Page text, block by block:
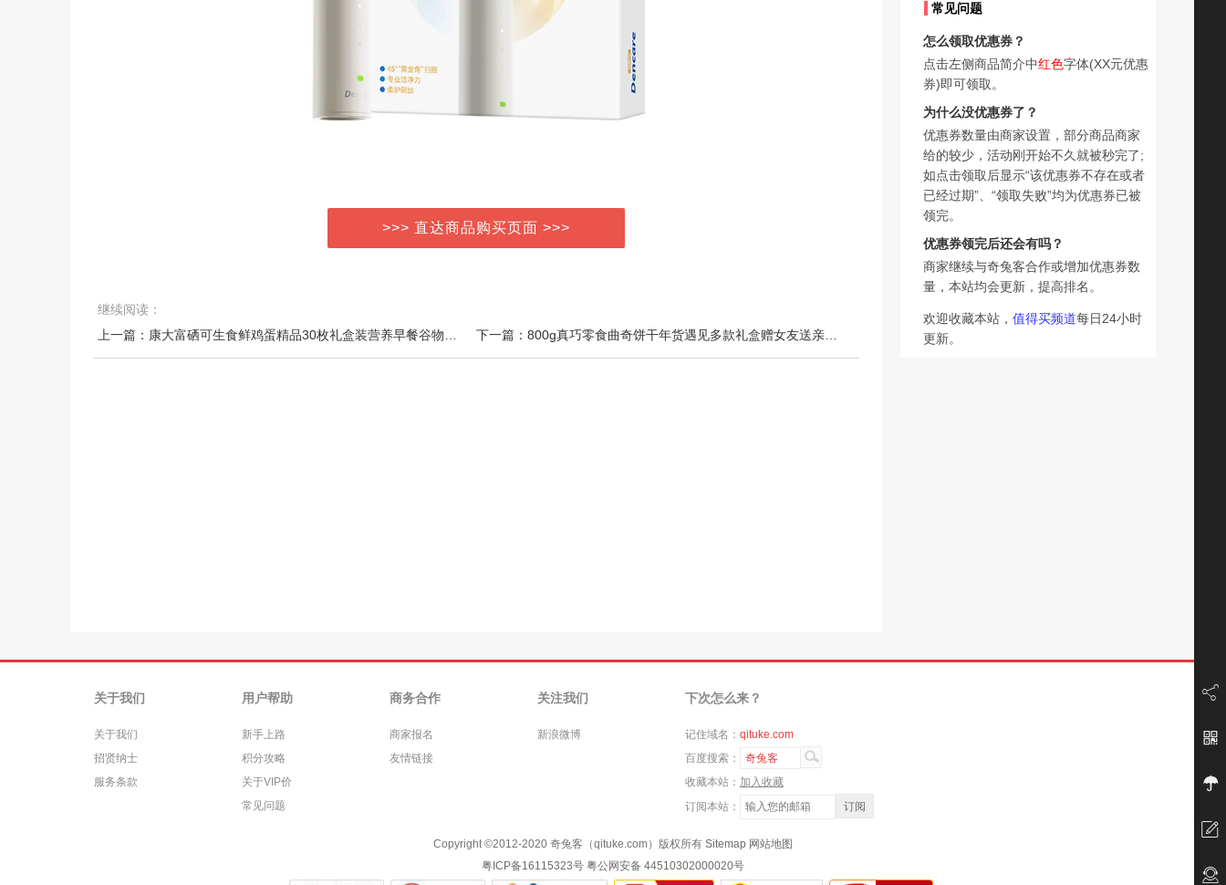
>>> 直达商品购买页面 >>>
继续阅读：
常见问题
怎么领取优惠券？
点击左侧商品简介中红色字体(XX元优惠
券)即可领取。
为什么没优惠券了？
优惠券数量由商家设置，部分商品商家
给的较少，活动刚开始不久就被秒完了;
如点击领取后显示“该优惠券不存在或者
已经过期”、“领取失败”均为优惠券已被
领完。
优惠券领完后还会有吗？
商家继续与奇兔客合作或增加优惠券数
量，本站均会更新，提高排名。
欢迎收藏本站， 值得买频道每日24小时
更新。
关于我们
关于我们
招贤纳士
服务条款
用户帮助
新手上路
积分攻略
关于VIP价
常见问题
商务合作
商家报名
友情链接
关注我们
新浪微博
下次怎么来？
记住域名： qituke.com
百度搜索：
奇兔客
收藏本站： 加入收藏
订阅本站：
Copyright ©2012-2020 奇兔客（qituke.com）版权所有 Sitemap 网站地图
粤ICP备16115323号 粤公网安备 44510302000020号